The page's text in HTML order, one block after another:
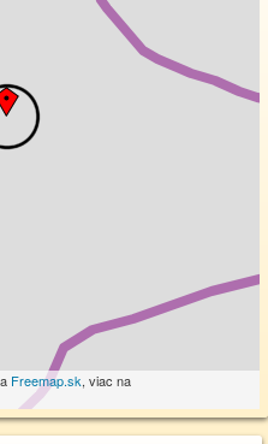
Freemap.sk, viac na